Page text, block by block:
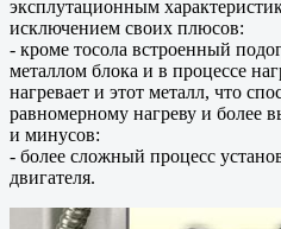
эксплутационным
исключением своих плюсов:
- кроме тосола встроенный
металлом блока и в процессе
нагревает и этот металл, что
равномерному нагреву и более
и минусов:
- более сложный процесс
двигателя.